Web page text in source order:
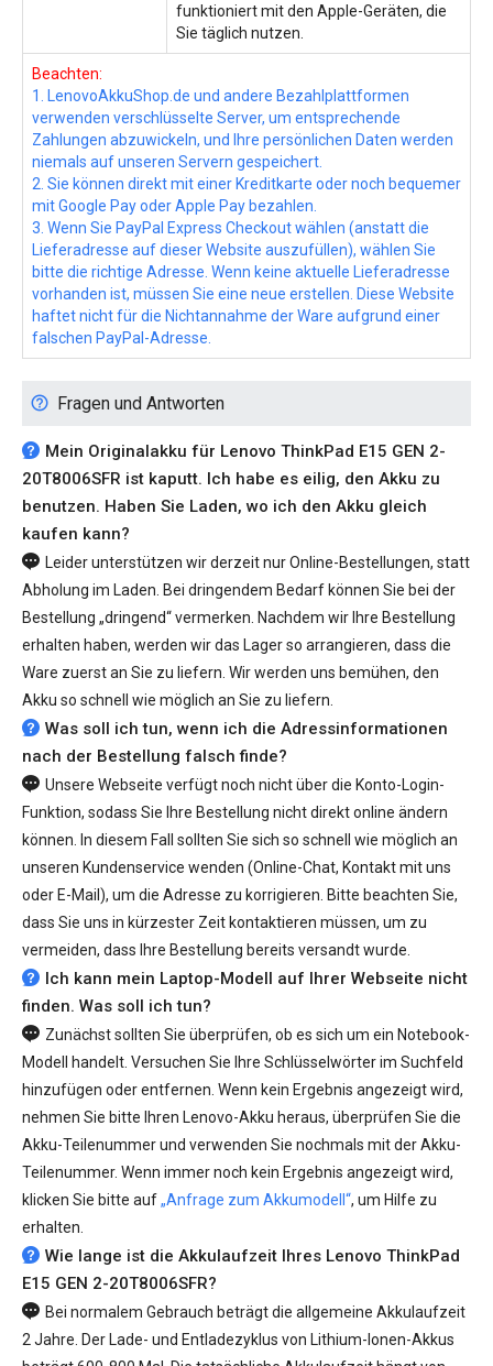
funktioniert mit den Apple-Geräten, die
Sie täglich nutzen.
Beachten:
1. LenovoAkkuShop.de und andere Bezahlplattformen
verwenden verschlüsselte Server, um entsprechende
Zahlungen abzuwickeln, und Ihre persönlichen Daten werden
niemals auf unseren Servern gespeichert.
2. Sie können direkt mit einer Kreditkarte oder noch bequemer
mit Google Pay oder Apple Pay bezahlen.
3. Wenn Sie PayPal Express Checkout wählen (anstatt die
Lieferadresse auf dieser Website auszufüllen), wählen Sie
bitte die richtige Adresse. Wenn keine aktuelle Lieferadresse
vorhanden ist, müssen Sie eine neue erstellen. Diese Website
haftet nicht für die Nichtannahme der Ware aufgrund einer
falschen PayPal-Adresse.
Fragen und Antworten
Mein Originalakku für Lenovo ThinkPad E15 GEN 2-
20T8006SFR ist kaputt. Ich habe es eilig, den Akku zu
benutzen. Haben Sie Laden, wo ich den Akku gleich
kaufen kann?
Leider unterstützen wir derzeit nur Online-Bestellungen, statt
Abholung im Laden. Bei dringendem Bedarf können Sie bei der
Bestellung „dringend“ vermerken. Nachdem wir Ihre Bestellung
erhalten haben, werden wir das Lager so arrangieren, dass die
Ware zuerst an Sie zu liefern. Wir werden uns bemühen, den
Akku so schnell wie möglich an Sie zu liefern.
Was soll ich tun, wenn ich die Adressinformationen
nach der Bestellung falsch finde?
Unsere Webseite verfügt noch nicht über die Konto-Login-
Funktion, sodass Sie Ihre Bestellung nicht direkt online ändern
können. In diesem Fall sollten Sie sich so schnell wie möglich an
unseren Kundenservice wenden (Online-Chat, Kontakt mit uns
oder E-Mail), um die Adresse zu korrigieren. Bitte beachten Sie,
dass Sie uns in kürzester Zeit kontaktieren müssen, um zu
vermeiden, dass Ihre Bestellung bereits versandt wurde.
Ich kann mein Laptop-Modell auf Ihrer Webseite nicht
finden. Was soll ich tun?
Zunächst sollten Sie überprüfen, ob es sich um ein Notebook-
Modell handelt. Versuchen Sie Ihre Schlüsselwörter im Suchfeld
hinzufügen oder entfernen. Wenn kein Ergebnis angezeigt wird,
nehmen Sie bitte Ihren Lenovo-Akku heraus, überprüfen Sie die
Akku-Teilenummer und verwenden Sie nochmals mit der Akku-
Teilenummer. Wenn immer noch kein Ergebnis angezeigt wird,
klicken Sie bitte auf„Anfrage zum Akkumodell“, um Hilfe zu
erhalten.
Wie lange ist die Akkulaufzeit Ihres Lenovo ThinkPad
E15 GEN 2-20T8006SFR?
Bei normalem Gebrauch beträgt die allgemeine Akkulaufzeit
2 Jahre. Der Lade- und Entladezyklus von Lithium-Ionen-Akkus